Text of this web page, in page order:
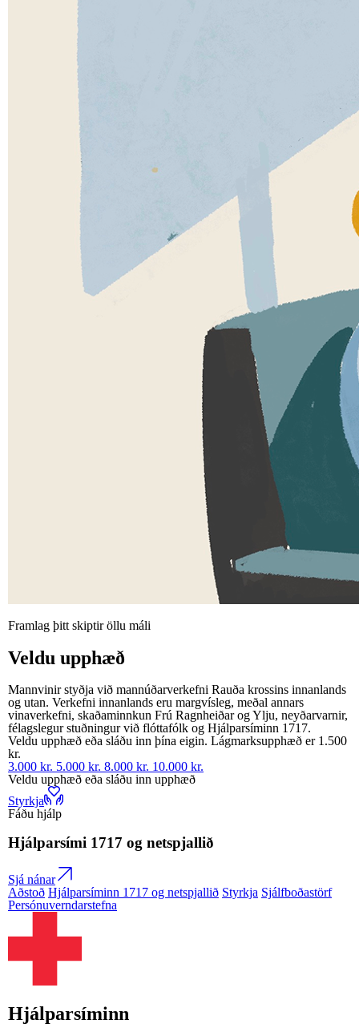
Framlag þitt skiptir öllu máli
Veldu upphæð
Mannvinir styðja við mannúðarverkefni Rauða krossins innanlands
og utan. Verkefni innanlands eru margvísleg, meðal annars
vinaverkefni, skaðaminnkun Frú Ragnheiðar og Ylju, neyðarvarnir,
félagslegur stuðningur við flóttafólk og Hjálparsíminn 1717.
Veldu upphæð eða sláðu inn þína eigin. Lágmarksupphæð er 1.500
kr.
3.000 kr. 5.000 kr. 8.000 kr. 10.000 kr.
Veldu upphæð eða sláðu inn upphæð
Styrkja
Fáðu hjálp
Hjálparsími 1717 og netspjallið
Sjá nánar
Aðstoð Hjálparsíminn 1717 og netspjallið Styrkja Sjálfboðastörf
Persónuverndarstefna
Hjálparsíminn